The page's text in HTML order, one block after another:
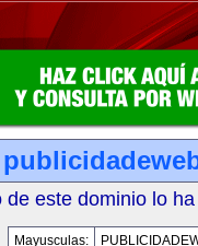
de este dominio lo
Mayusculas: